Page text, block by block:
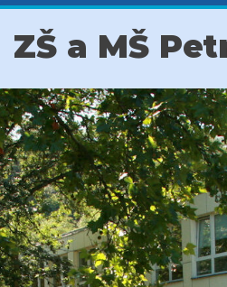
ZŠ a MŠ